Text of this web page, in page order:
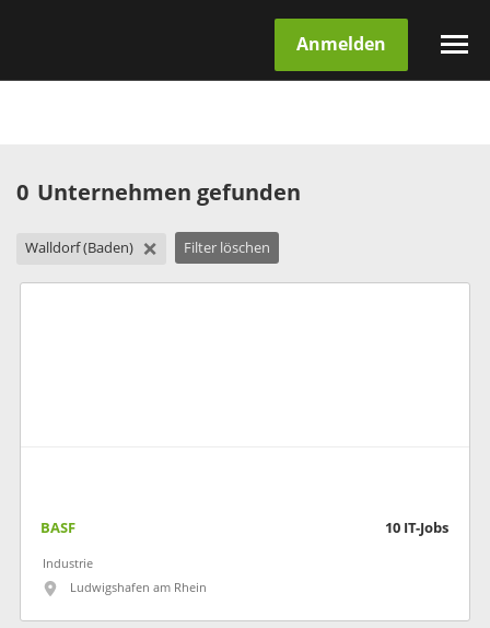
Anmelden
0 Unternehmen gefunden
Walldorf (Baden) × Filter löschen
BASF 10 IT-Jobs
Industrie
Ludwigshafen am Rhein